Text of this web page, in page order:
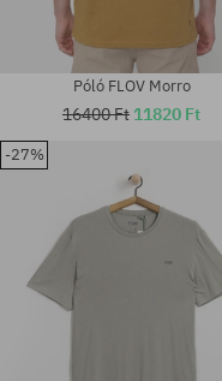
Elérhető méretek:
M; L; XL; XXL
Póló FLOV Morro
16400 Ft 11820 Ft
-27%